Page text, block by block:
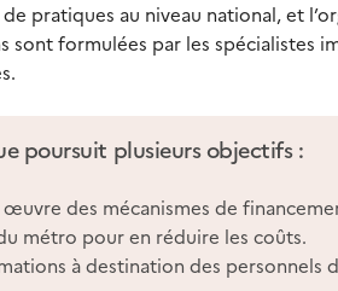
pratiques au niveau national, et
formulées par les spécialistes
poursuit plusieurs objectifs :
des mécanismes de
métro pour en réduire les coûts.
à destination des personnels